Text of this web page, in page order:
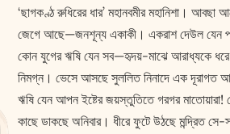
‘ছাগকণ্ঠ রুধিরের ধার’ মহানবমীর মহানিশা। আবছা
জেগে আছে—জনশূন্য একাকী। একরাশ দেউল যেন
কোন যুগের ঋষি যেন সব—হৃদয়-মাঝে আরাধ্যকে ধরে
নিমগ্ন। ভেসে আসছে সুললিত নিনাদে এক দূরাগত
ঋষি যেন আপন ইষ্টের জয়স্তুতিতে গরগর মাতোয়ারা!
কাছে ডাকছে অনিবার। ধীরে ফুটে উঠছে মন্দ্রিত